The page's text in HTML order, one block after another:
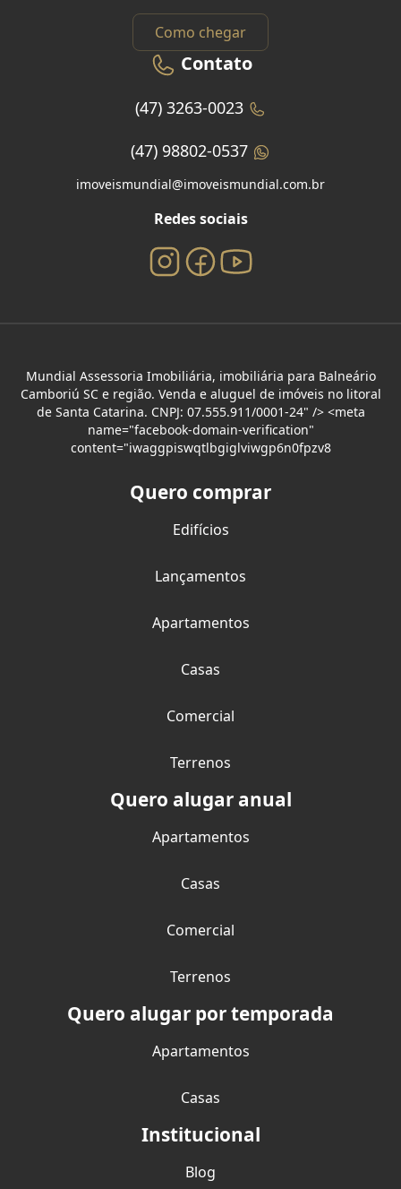
Como chegar
Contato
(47) 3263-0023
(47) 98802-0537
imoveismundial@imoveismundial.com.br
Redes sociais
Mundial Assessoria Imobiliária, imobiliária para Balneário
Camboriú SC e região. Venda e aluguel de imóveis no litoral
de Santa Catarina. CNPJ: 07.555.911/0001-24" /> <meta
name="facebook-domain-verification"
content="iwaggpiswqtlbgiglviwgp6n0fpzv8
Quero comprar
Edifícios
Lançamentos
Apartamentos
Casas
Comercial
Terrenos
Quero alugar anual
Apartamentos
Casas
Comercial
Terrenos
Quero alugar por temporada
Apartamentos
Casas
Institucional
Blog